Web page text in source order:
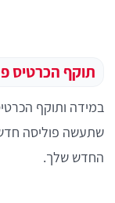
תוקף הכרטיס
במידה ותוקף
שתעשה פוליסה
החדש שלך.